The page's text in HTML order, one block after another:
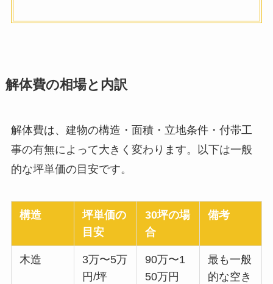
解体費の相場と内訳
解体費は、建物の構造・面積・立地条件・付帯工
事の有無によって大きく変わります。以下は一般
的な坪単価の目安です。
構造
坪単価の
目安
30坪の場
合
備考
木造
3万〜5万
円/坪
90万〜1
50万円
最も一般
的な空き